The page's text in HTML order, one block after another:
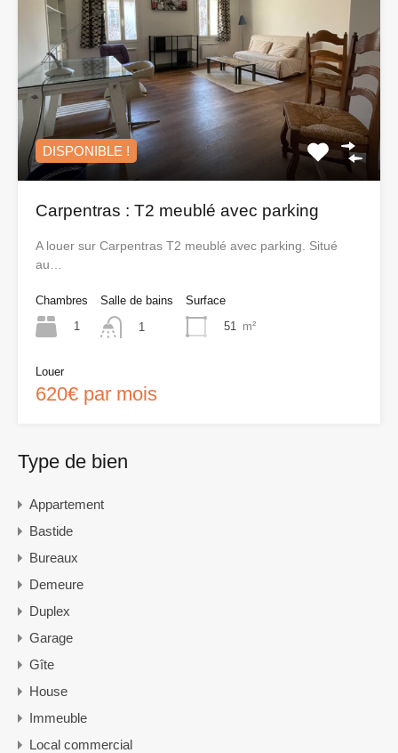
DISPONIBLE !
Carpentras : T2 meublé avec parking
A louer sur Carpentras T2 meublé avec parking. Situé
au…
Chambres
1
Salle de bains
1
Surface
51 m²
Louer
620€ par mois
Type de bien
Appartement
Bastide
Bureaux
Demeure
Duplex
Garage
Gîte
House
Immeuble
Local commercial